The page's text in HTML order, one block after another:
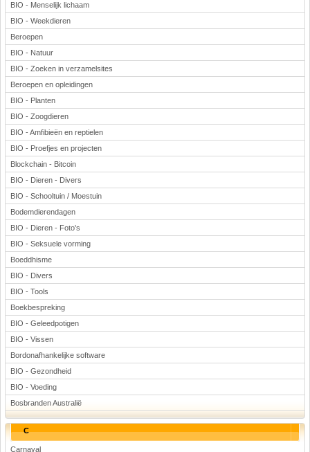
BIO - Menselijk lichaam
BIO - Weekdieren
Beroepen
BIO - Natuur
BIO - Zoeken in verzamelsites
Beroepen en opleidingen
BIO - Planten
BIO - Zoogdieren
BIO - Amfibieën en reptielen
BIO - Proefjes en projecten
Blockchain - Bitcoin
BIO - Dieren - Divers
BIO - Schooltuin / Moestuin
Bodemdierendagen
BIO - Dieren - Foto's
BIO - Seksuele vorming
Boeddhisme
BIO - Divers
BIO - Tools
Boekbespreking
BIO - Geleedpotigen
BIO - Vissen
Bordonafhankelijke software
BIO - Gezondheid
BIO - Voeding
Bosbranden Australië
C
Carnaval